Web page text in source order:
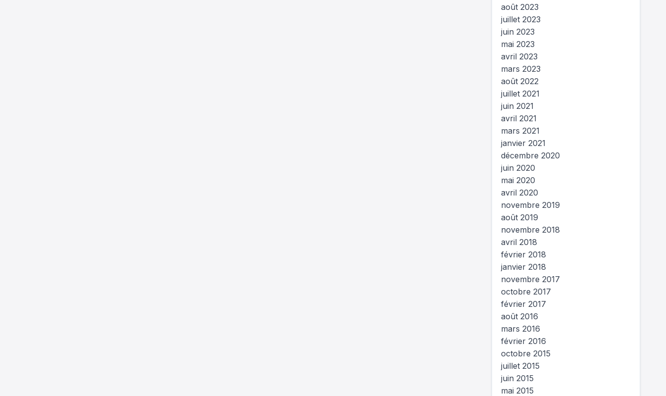
août 2023
juillet 2023
juin 2023
mai 2023
avril 2023
mars 2023
août 2022
juillet 2021
juin 2021
avril 2021
mars 2021
janvier 2021
décembre 2020
juin 2020
mai 2020
avril 2020
novembre 2019
août 2019
novembre 2018
avril 2018
février 2018
janvier 2018
novembre 2017
octobre 2017
février 2017
août 2016
mars 2016
février 2016
octobre 2015
juillet 2015
juin 2015
mai 2015